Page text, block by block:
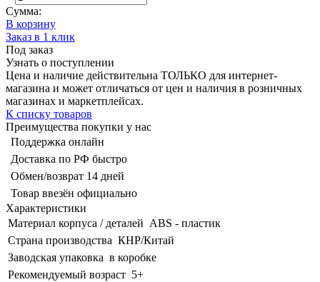
Сумма:
В корзину
Заказ в 1 клик
Под заказ
Узнать о поступлении
Цена и наличие действительна ТОЛЬКО для интернет-
магазина и может отличаться от цен и наличия в розничных
магазинах и маркетплейсах.
К списку товаров
Преимущества покупки у нас
Поддержка онлайн
Доставка по РФ быстро
Обмен/возврат 14 дней
Товар ввезён официально
Характеристики
Материал корпуса / деталей ABS - пластик
Страна производства КНР/Китай
Заводская упаковка в коробке
Рекомендуемый возраст 5+